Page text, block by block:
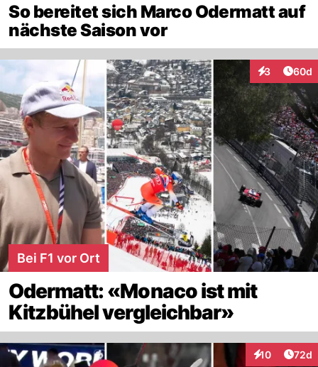
So bereitet sich Marco Odermatt auf
nächste Saison vor
3
Interaktionen
60d
Bei F1 vor Ort
Odermatt: «Monaco ist mit
Kitzbühel vergleichbar»
10
Interaktionen
72d